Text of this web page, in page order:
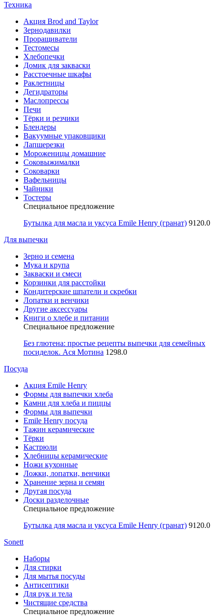
Техника
Акция Brod and Taylor
Зернодавилки
Проращиватели
Тестомесы
Хлебопечки
Домик для закваски
Расстоечные шкафы
Раклетницы
Дегидраторы
Маслопрессы
Печи
Тёрки и резчики
Блендеры
Вакуумные упаковщики
Лапшерезки
Мороженицы домашние
Соковыжималки
Соковарки
Вафельницы
Чайники
Тостеры
Специальное предложение
Бутылка для масла и уксуса Emile Henry (гранат) 9120.0
Для выпечки
Зерно и семена
Мука и крупа
Закваски и смеси
Корзинки для расстойки
Кондитерские шпатели и скребки
Лопатки и венчики
Другие аксессуары
Книги о хлебе и питании
Специальное предложение
Без глютена: простые рецепты выпечки для семейных
посиделок. Ася Мотина 1298.0
Посуда
Акция Emile Henry
Формы для выпечки хлеба
Камни для хлеба и пиццы
Формы для выпечки
Emile Henry посуда
Тажин керамические
Тёрки
Кастрюли
Хлебницы керамические
Ножи кухонные
Ложки, лопатки, венчики
Хранение зерна и семян
Другая посуда
Доски разделочные
Специальное предложение
Бутылка для масла и уксуса Emile Henry (гранат) 9120.0
Sonett
Наборы
Для стирки
Для мытья посуды
Антисептики
Для рук и тела
Чистящие средства
Специальное предложение